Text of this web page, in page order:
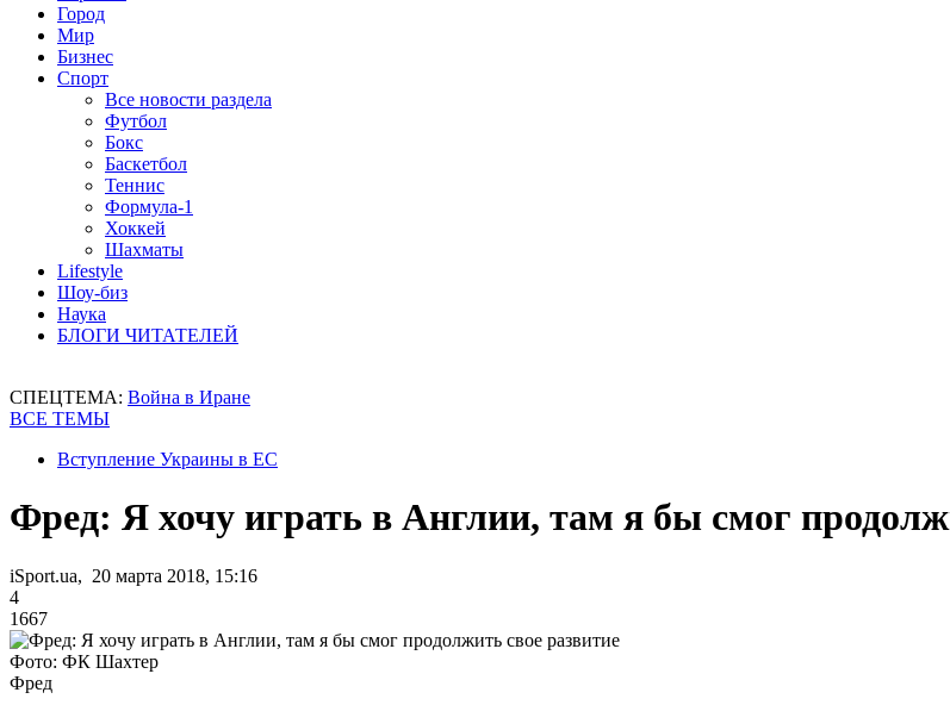
Город
Мир
Бизнес
Спорт
Все новости раздела
Футбол
Бокс
Баскетбол
Теннис
Формула-1
Хоккей
Шахматы
Lifestyle
Шоу-биз
Наука
БЛОГИ ЧИТАТЕЛЕЙ
СПЕЦТЕМА: Война в Иране
ВСЕ ТЕМЫ
Вступление Украины в ЕС
Фред: Я хочу играть в Англии, там я бы смог
iSport.ua, 20 марта 2018, 15:16
4
1667
Фото: ФК Шахтер
Фред